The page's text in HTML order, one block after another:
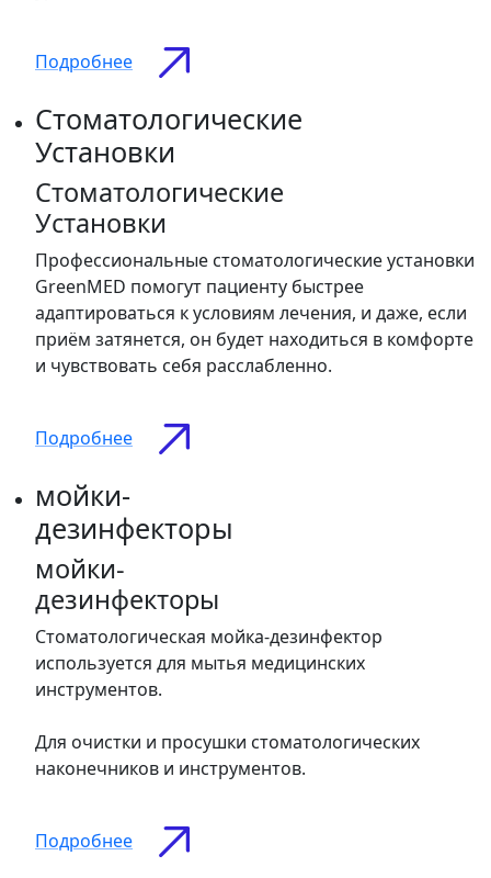
Подробнее
Стоматологические
Установки
Стоматологические
Установки
Профессиональные стоматологические установки
GreenMED помогут пациенту быстрее
адаптироваться к условиям лечения, и даже, если
приём затянется, он будет находиться в комфорте
и чувствовать себя расслабленно.
Подробнее
мойки-
дезинфекторы
мойки-
дезинфекторы
Стоматологическая мойка-дезинфектор
используется для мытья медицинских
инструментов.
Для очистки и просушки стоматологических
наконечников и инструментов.
Подробнее